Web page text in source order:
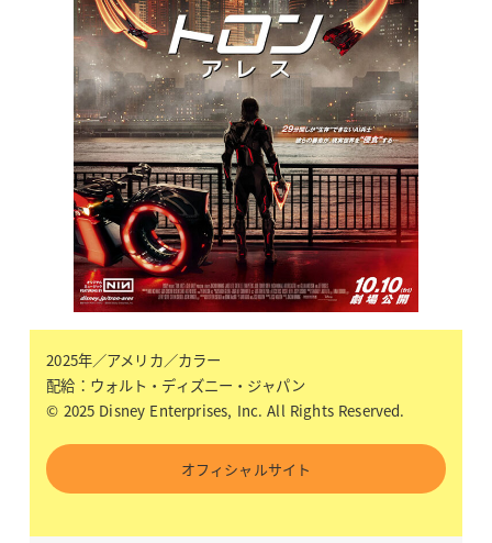
2025年／アメリカ／カラー
配給：ウォルト・ディズニー・ジャパン
© 2025 Disney Enterprises, Inc. All Rights Reserved.
オフィシャルサイト